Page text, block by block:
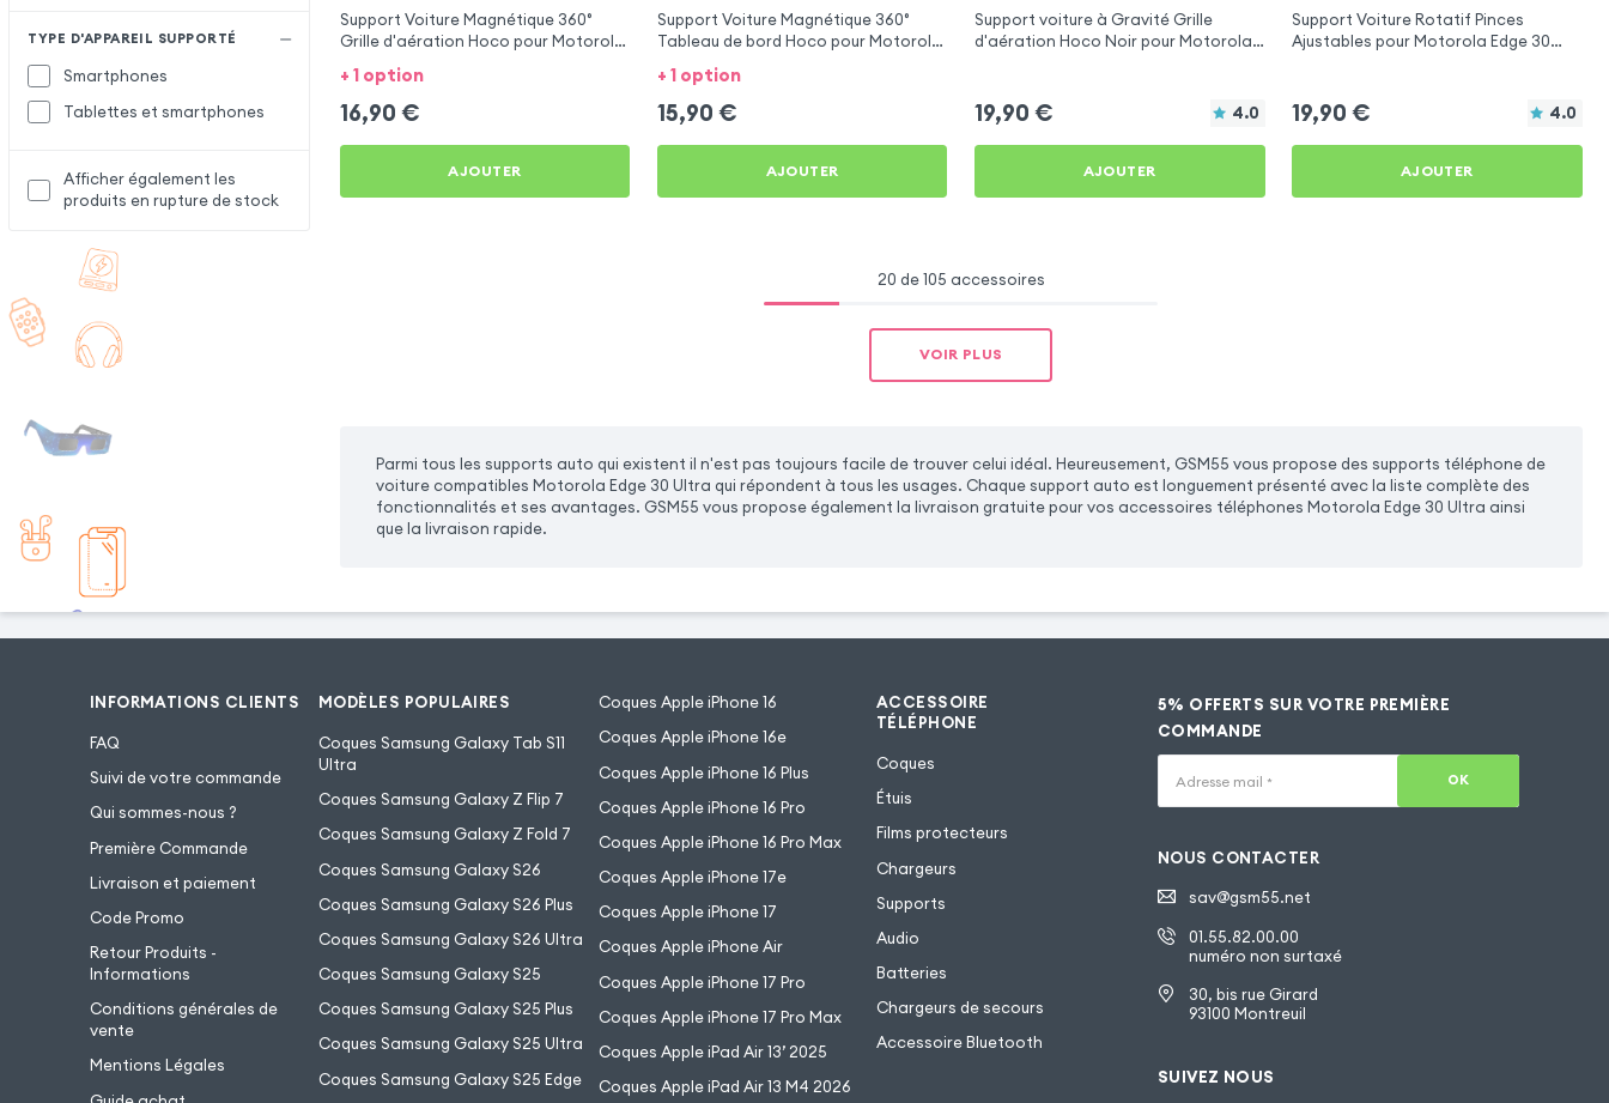
TYPE D'APPAREIL SUPPORTÉ
Smartphones
Tablettes et smartphones
Afficher également les
produits en rupture de stock
Support Voiture Magnétique 360°
Grille d'aération Hoco pour Motorola
Edge 30 Ultra
+ 1 option
16,90 €
AJOUTER
Support Voiture Magnétique 360°
Tableau de bord Hoco pour Motorola
Edge 30 Ultra
+ 1 option
15,90 €
AJOUTER
Support voiture à Gravité Grille
d'aération Hoco Noir pour Motorola
19,90 € 4.0
AJOUTER
Support Voiture Rotatif Pinces
Ajustables pour Motorola Edge 30
19,90 € 4.0
AJOUTER
20 de 105 accessoires
VOIR PLUS
Parmi tous les supports auto qui existent il n'est pas toujours facile de trouver celui idéal. Heureusement, GSM55 vous propose des supports téléphone de
voiture compatibles Motorola Edge 30 Ultra qui répondent à tous les usages. Chaque support auto est longuement présenté avec la liste complète des
fonctionnalités et ses avantages. GSM55 vous propose également la livraison gratuite pour vos accessoires téléphones Motorola Edge 30 Ultra ainsi
que la livraison rapide.
INFORMATIONS CLIENTS
FAQ
Suivi de votre commande
Qui sommes-nous ?
Première Commande
Livraison et paiement
Code Promo
Retour Produits -
Informations
Conditions générales de
vente
Mentions Légales
MODÈLES POPULAIRES
Coques Samsung Galaxy Tab S11
Ultra
Coques Samsung Galaxy Z Flip 7
Coques Samsung Galaxy Z Fold 7
Coques Samsung Galaxy S26
Coques Samsung Galaxy S26 Plus
Coques Samsung Galaxy S26 Ultra
Coques Samsung Galaxy S25
Coques Samsung Galaxy S25 Plus
Coques Samsung Galaxy S25 Ultra
Coques Samsung Galaxy S25 Edge
Coques Apple iPhone 16
Coques Apple iPhone 16e
Coques Apple iPhone 16 Plus
Coques Apple iPhone 16 Pro
Coques Apple iPhone 16 Pro Max
Coques Apple iPhone 17e
Coques Apple iPhone 17
Coques Apple iPhone Air
Coques Apple iPhone 17 Pro
Coques Apple iPhone 17 Pro Max
Coques Apple iPad Air 13’ 2025
Coques Apple iPad Air 13 M4 2026
ACCESSOIRE
TÉLÉPHONE
Coques
Étuis
Films protecteurs
Chargeurs
Supports
Audio
Batteries
Chargeurs de secours
Accessoire Bluetooth
5% OFFERTS SUR VOTRE PREMIÈRE
COMMANDE
Adresse mail * OK
NOUS CONTACTER
sav@gsm55.net
01.55.82.00.00
numéro non surtaxé
30, bis rue Girard
93100 Montreuil
SUIVEZ NOUS